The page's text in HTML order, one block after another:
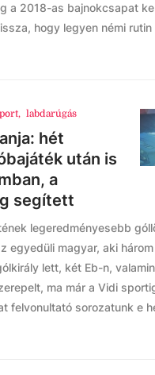
a 2018-as bajnokcsapat
hogy legyen némi rutin
, labdarúgás
hét
után is
a
segített
legeredményesebb
egyedüli magyar, aki
lett, két Eb-n,
ma már a Vidi
felvonultató sorozatunk e